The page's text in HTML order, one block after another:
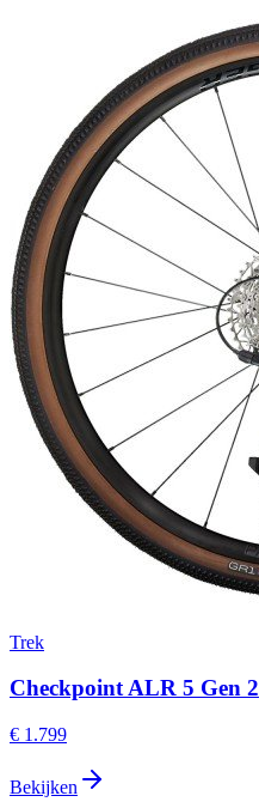
Trek
Checkpoint ALR 5 Gen 2
€ 1.799
Bekijken